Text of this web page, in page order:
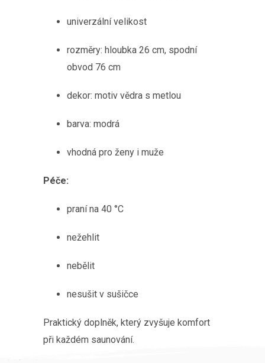
univerzální velikost
rozměry: hloubka 26 cm, spodní
obvod 76 cm
dekor: motiv vědra s metlou
barva: modrá
vhodná pro ženy i muže
Péče:
praní na 40 °C
nežehlit
nebělit
nesušit v sušičce
Praktický doplněk, který zvyšuje komfort
při každém saunování.